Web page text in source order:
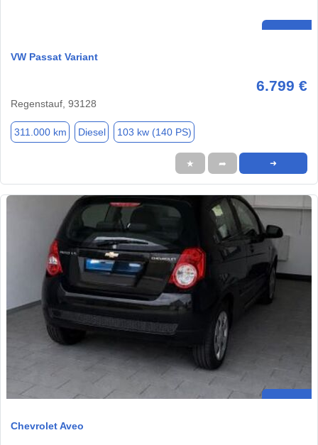
VW Passat Variant
6.799 €
Regenstauf, 93128
311.000 km Diesel 103 kw (140 PS)
★ ➦ ➜
Chevrolet Aveo